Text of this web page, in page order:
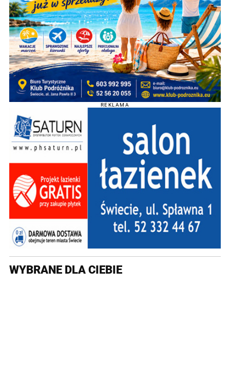
REKLAMA
WYBRANE DLA CIEBIE